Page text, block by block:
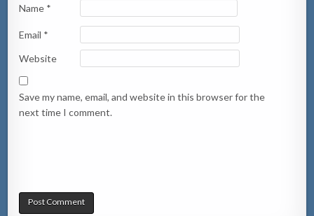
Name *
Email *
Website
Save my name, email, and website in this browser for the
next time I comment.